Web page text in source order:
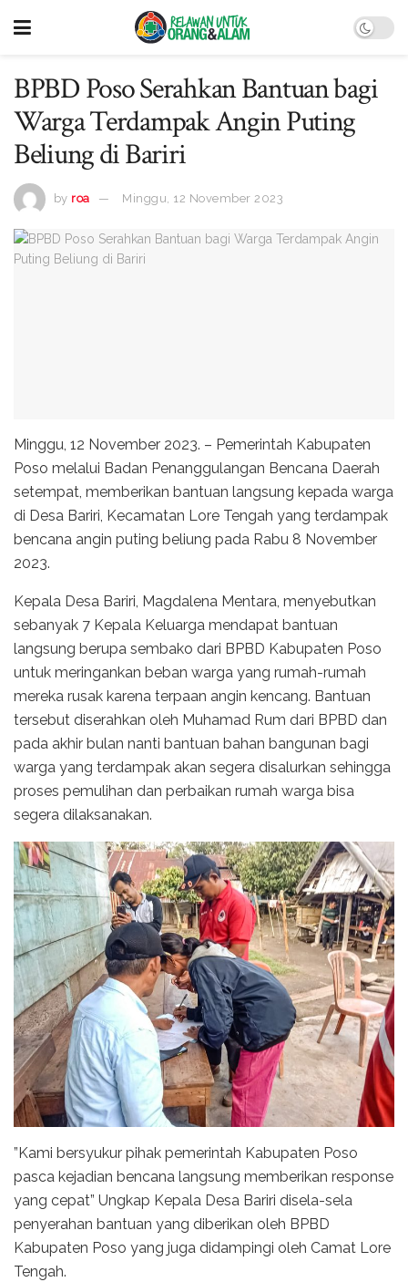
BPBD Poso Serahkan Bantuan bagi
Warga Terdampak Angin Puting
Beliung di Bariri
by roa Minggu, 12 November 2023
Minggu, 12 November 2023. – Pemerintah Kabupaten
Poso melalui Badan Penanggulangan Bencana Daerah
setempat, memberikan bantuan langsung kepada warga
di Desa Bariri, Kecamatan Lore Tengah yang terdampak
bencana angin puting beliung pada Rabu 8 November
2023.
Kepala Desa Bariri, Magdalena Mentara, menyebutkan
sebanyak 7 Kepala Keluarga mendapat bantuan
langsung berupa sembako dari BPBD Kabupaten Poso
untuk meringankan beban warga yang rumah-rumah
mereka rusak karena terpaan angin kencang. Bantuan
tersebut diserahkan oleh Muhamad Rum dari BPBD dan
pada akhir bulan nanti bantuan bahan bangunan bagi
warga yang terdampak akan segera disalurkan sehingga
proses pemulihan dan perbaikan rumah warga bisa
segera dilaksanakan.
”Kami bersyukur pihak pemerintah Kabupaten Poso
pasca kejadian bencana langsung memberikan response
yang cepat” Ungkap Kepala Desa Bariri disela-sela
penyerahan bantuan yang diberikan oleh BPBD
Kabupaten Poso yang juga didampingi oleh Camat Lore
Tengah.